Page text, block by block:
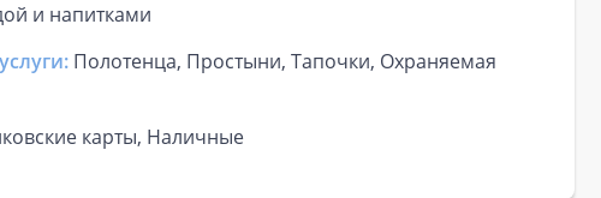
и напитками
Полотенца, Простыни, Тапочки, Охраняемая
карты, Наличные